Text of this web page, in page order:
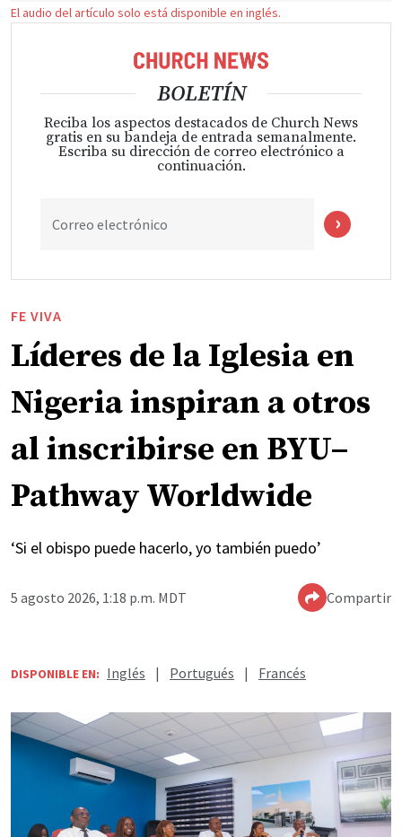
El audio del artículo solo está disponible en inglés.
BOLETÍN
Reciba los aspectos destacados de Church News
gratis en su bandeja de entrada semanalmente.
Escriba su dirección de correo electrónico a
continuación.
Correo electrónico
FE VIVA
Líderes de la Iglesia en
Nigeria inspiran a otros
al inscribirse en BYU–
Pathway Worldwide
‘Si el obispo puede hacerlo, yo también puedo’
5 agosto 2026, 1:18 p.m. MDT Compartir
DISPONIBLE EN: Inglés | Portugués | Francés